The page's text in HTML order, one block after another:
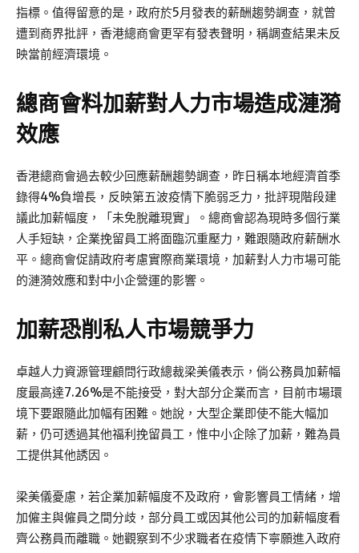
指標。值得留意的是，政府於5月發表的薪酬趨勢調查，就曾
遭到商界批評，香港總商會更罕有發表聲明，稱調查結果未反
映當前經濟環境。
總商會料加薪對人力市場造成漣漪
效應
香港總商會過去較少回應薪酬趨勢調查，昨日稱本地經濟首季
錄得4%負增長，反映第五波疫情下脆弱乏力，批評現階段建
議此加薪幅度，「未免脫離現實」。總商會認為現時多個行業
人手短缺，企業挽留員工將面臨沉重壓力，難跟隨政府薪酬水
平。總商會促請政府考慮實際商業環境，加薪對人力市場可能
的漣漪效應和對中小企營運的影響。
加薪恐削私人市場競爭力
卓越人力資源管理顧問行政總裁梁美儀表示，倘公務員加薪幅
度最高達7.26%是不能接受，對大部分企業而言，目前市場環
境下要跟隨此加幅有困難。她說，大型企業即使不能大幅加
薪，仍可透過其他福利挽留員工，惟中小企除了加薪，難為員
工提供其他誘因。
梁美儀憂慮，若企業加薪幅度不及政府，會影響員工情緒，增
加僱主與僱員之間分歧，部分員工或因其他公司的加薪幅度看
齊公務員而離職。她觀察到不少求職者在疫情下寧願進入政府